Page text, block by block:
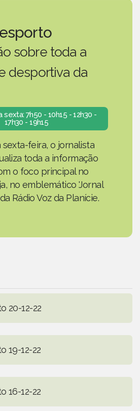
sobre toda a
desportiva da
sexta: 7h50 - 10h15 - 12h30 -
17h30 - 19h15
sexta-feira, o jornalista
toda a informação
o foco principal no
no emblemático 'Jornal
Rádio Voz da Planície.
20-12-22
19-12-22
16-12-22